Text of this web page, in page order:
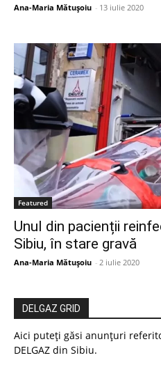
Ana-Maria Mătușoiu - 13 iulie 2020
Featured
Unul din pacienții
Sibiu, în stare gravă
Ana-Maria Mătușoiu - 2 iulie 2020
DELGAZ GRID
Aici puteți găsi anunțuri
DELGAZ din Sibiu.